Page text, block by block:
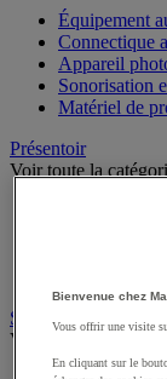
Équipement
Connectique
Appareil
Sonorisation
Matériel de
Présentoir
Voir toute la
Signalisation
Voir toute la catégorie
Bienvenue chez
Vous offrir une visite
En cliquant sur le